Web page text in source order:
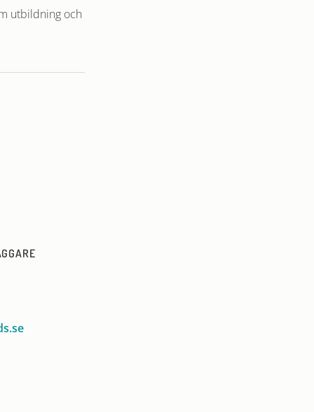
utbildning och